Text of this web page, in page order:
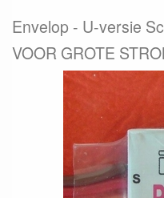
Envelop
U-versie
VOOR GROTE